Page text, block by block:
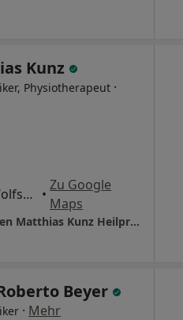
Kunz
Physiotherapeut ·
Richard-Müller-Str. 7/8, Wolfsburg •
Zu Google
Maps
Therapiezentrum Fallersleben Matthias Kunz Heilpraktiker und Physiotherapeutin
Beyer
· Mehr